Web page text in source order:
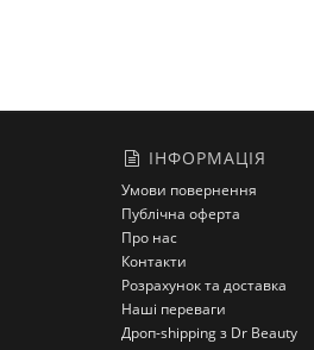
ІНФОРМАЦІЯ
Умови повернення
Публічна оферта
Про нас
Контакти
Розрахунок та доставка
Наші переваги
Дроп-shipping з Dr Beauty